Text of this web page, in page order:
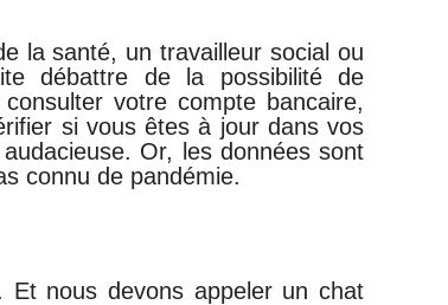
la santé, un travailleur social ou
débattre de la possibilité de
votre compte bancaire,
si vous êtes à jour dans vos
Or, les données sont
connu de pandémie.
Et nous devons appeler un chat